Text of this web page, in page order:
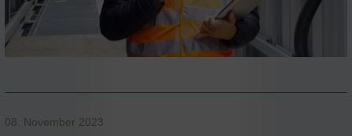
08. November 2023